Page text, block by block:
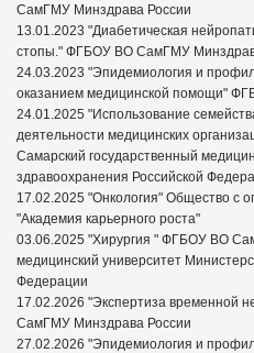
СамГМУ Минздрава России
13.01.2023 "Диабетическая
стопы." ФГБОУ ВО СамГМУ
24.03.2023 "Эпидемиология и
оказанием медицинской помощи"
24.01.2025 "Использование
деятельности медицинских
Самарский государственный
здравоохранения Российской
17.02.2025 "Онкология" Общество с
"Академия карьерного роста"
03.06.2025 "Хирургия " ФГБОУ ВО
медицинский университет
Федерации
17.02.2026 "Экспертиза временной
СамГМУ Минздрава России
27.02.2026 "Эпидемиология и